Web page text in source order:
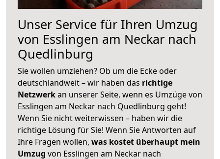
Unser Service für Ihren Umzug
von Esslingen am Neckar nach
Quedlinburg
Sie wollen umziehen? Ob um die Ecke oder
deutschlandweit – wir haben das richtige
Netzwerkan unserer Seite, wenn es Umzüge von
Esslingen am Neckar nach Quedlinburg geht!
Wenn Sie nicht weiterwissen – haben wir die
richtige Lösung für Sie! Wenn Sie Antworten auf
Ihre Fragen wollen, was kostet überhaupt mein
Umzug von Esslingen am Neckar nach